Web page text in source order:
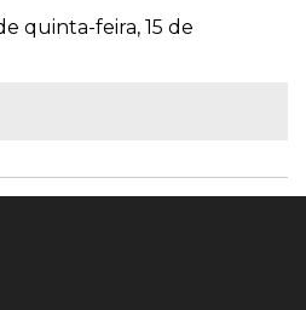
quinta-feira, 15 de